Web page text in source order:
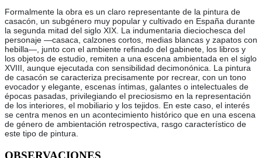
Formalmente la obra es un claro representante de la pintura de
casacón, un subgénero muy popular y cultivado en España durante
la segunda mitad del siglo XIX. La indumentaria dieciochesca del
personaje —casaca, calzones cortos, medias blancas y zapatos con
hebilla—, junto con el ambiente refinado del gabinete, los libros y
los objetos de estudio, remiten a una escena ambientada en el siglo
XVIII, aunque ejecutada con sensibilidad decimonónica. La pintura
de casacón se caracteriza precisamente por recrear, con un tono
evocador y elegante, escenas íntimas, galantes o intelectuales de
épocas pasadas, privilegiando el preciosismo en la representación
de los interiores, el mobiliario y los tejidos. En este caso, el interés
se centra menos en un acontecimiento histórico que en una escena
de género de ambientación retrospectiva, rasgo característico de
este tipo de pintura.
OBSERVACIONES